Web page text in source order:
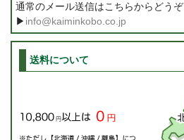
通常のメール送信はこちらからどうぞ
▶ info@kaiminkobo.co.jp
送料について